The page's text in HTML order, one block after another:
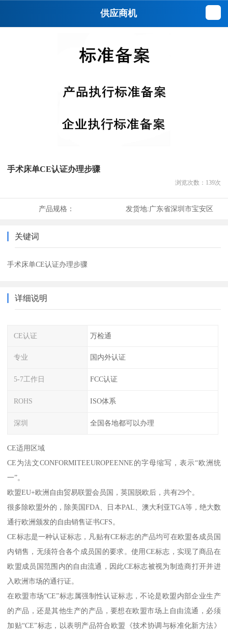
供应商机
手术床单CE认证办理步骤
浏览次数： 139次
产品规格： 发货地:广东省深圳市宝安区
关键词
手术床单CE认证办理步骤
详细说明
CE认证 万检通
专业 国内外认证
5-7工作日 FCC认证
ROHS ISO体系
深圳 全国各地都可以办理
CE适用区域
CE为法文CONFORMITEEUROPEENNE的字母缩写，表示“欧洲统
一”。
欧盟EU+欧洲自由贸易联盟会员国，英国脱欧后，共有29个。
很多除欧盟外的，除美国FDA、日本PAL、澳大利亚TGA等，绝大数
通行欧洲颁发的自由销售证书CFS。
CE标志是一种认证标志，凡贴有CE标志的产品均可在欧盟各成员国
内销售，无须符合各个成员国的要求。使用CE标志，实现了商品在
欧盟成员国范围内的自由流通，因此CE标志被视为制造商打开并进
入欧洲市场的通行证。
在欧盟市场“CE”标志属强制性认证标志，不论是欧盟内部企业生产
的产品，还是其他生产的产品，要想在欧盟市场上自由流通，必须
加贴“CE”标志，以表明产品符合欧盟《技术协调与标准化新方法》